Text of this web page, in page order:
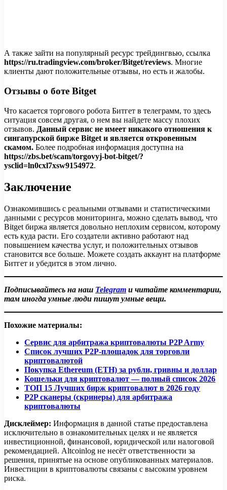
А также зайти на популярный ресурс трейдингвью, ссылка
https://ru.tradingview.com/broker/Bitget/reviews. Многие
клиенты дают положительные отзывы, но есть и жалобы.
Отзывы о боте Bitget
Что касается торгового робота Битгет в телеграмм, то здесь
ситуация совсем другая, о нем вы найдете массу плохих
отзывов. Данный сервис не имеет никакого отношения к
сингапурской бирже Bitget и является откровенным
скамом. Более подробная информация доступна на
https://zbs.bet/scam/torgovyj-bot-bitget/?
ysclid=ln0cxl7xsw9154972.
Заключение
Ознакомившись с реальными отзывами и статистическими
данными с ресурсов мониторинга, можно сделать вывод, что
Bitget биржа является довольно неплохим сервисом, которому
есть куда расти. Его создатели активно работают над
повышением качества услуг, и положительных отзывов
становится все больше. Можете создать аккаунт на платформе
Битгет и убедится в этом лично.
Подписывайтесь на наш Telegram и читайте комментарии,
там иногда умные люди пишут умные вещи.
Похожие материалы:
Сервис для арбитража криптовалюты P2P Army
Список лучших P2P-площадок для торговли
криптовалютой
Покупка Ethereum (ETH) за рубли, гривны и доллар
Кошельки для криптовалют — полный список 2026
ТОП 15 Лучших бирж криптовалют в 2026 году
P2P сканеры (скринеры) для арбитража
криптовалюты
Дисклеймер: Информация в данной статье предоставлена
исключительно в ознакомительных целях и не является
инвестиционной, финансовой, юридической или налоговой
рекомендацией. Altcoinlog не несёт ответственности за
решения, принятые на основе опубликованных материалов.
Инвестиции в криптовалюты связаны с высоким уровнем
риска.